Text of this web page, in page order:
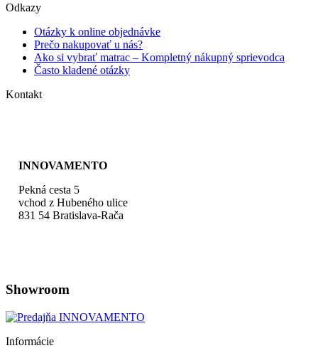
Odkazy
Otázky k online objednávke
Prečo nakupovať u nás?
Ako si vybrať matrac – Kompletný nákupný sprievodca
Často kladené otázky
Kontakt
INNOVAMENTO
Pekná cesta 5
vchod z Hubeného ulice
831 54 Bratislava-Rača
Showroom
Informácie